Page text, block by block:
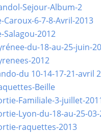
Sejour-Album-2
Caroux-6-7-8-Avril-2013
Salagou-2012
du-18-au-25-juin-
2012
du 10-14-17-21-avril
Beille
Familiale-3-juillet-
Lyon-du-18-au-25-
raquettes-2013